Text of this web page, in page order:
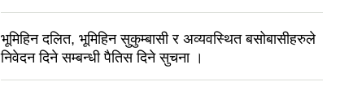
भूमिहिन दलित, भूमिहिन सुकुम्बासी र अव्यवस्थित बसोबासीहरुले
निवेदन दिने सम्बन्धी पैतिस दिने सुचना ।